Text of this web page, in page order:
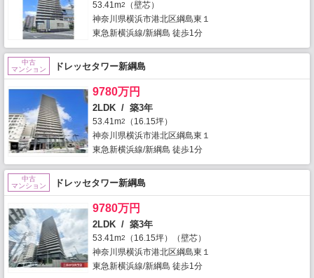
53.41m2
（壁芯）
神奈川県横浜市港北区綱島東１
東急新横浜線/新綱島 徒歩1分
中古
マンション
ドレッセタワー新綱島
9780万円
2LDK / 築3年
53.41m2
（16.15坪）
神奈川県横浜市港北区綱島東１
東急新横浜線/新綱島 徒歩1分
中古
マンション
ドレッセタワー新綱島
9780万円
2LDK / 築3年
53.41m2
（16.15坪）（壁芯）
神奈川県横浜市港北区綱島東１
東急新横浜線/新綱島 徒歩1分